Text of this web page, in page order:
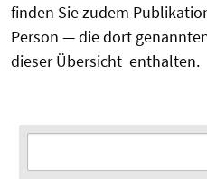
finden Sie zudem
Person ­— die dort
dieser Übersicht enthalten.­